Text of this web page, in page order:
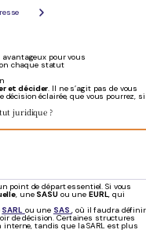
pour vous
chaque statut
et décider. Il ne s’agit pas de vous
décision éclairée, que vous pourrez, si
juridique ?
point de départ essentiel. Si vous
, une SASUou une EURL, qui
SARL ou une SAS , où il faudra définir
de décision. Certaines structures
interne, tandis que la SARL est plus